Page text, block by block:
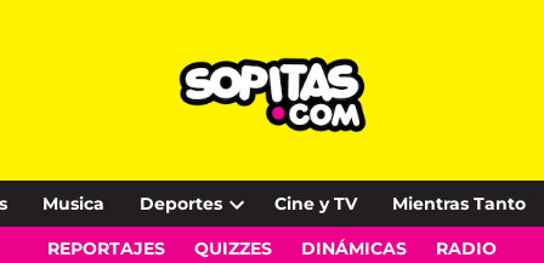
Musica Deportes
Open
dropdown
Cine y TV Mientras Tanto
REPORTAJES QUIZZES DINÁMICAS RADIO